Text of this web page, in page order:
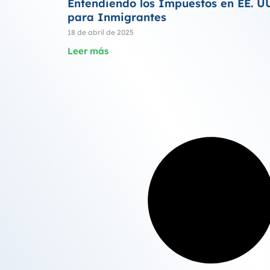
Entendiendo los Impuestos en EE.
para Inmigrantes
18 de abril de 2025
Leer más